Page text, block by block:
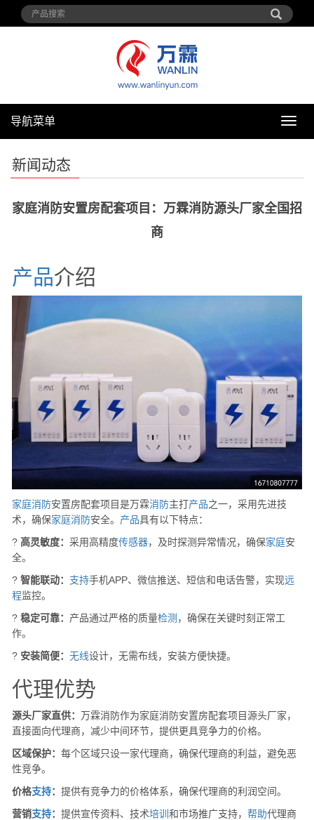
导
导航菜单
新闻动态
家庭消防安置房配套项目：万霖消防源头厂家全国招
商
产品介绍
家庭消防安置房配套项目是万霖消防主打产品之一，采用先进技
术，确保家庭消防安全。 产品具有以下特点：
? 高灵敏度： 采用高精度传感器，及时探测异常情况，确保家庭安
全。
? 智能联动： 支持手机APP、微信推送、短信和电话告警，实现远
程监控。
? 稳定可靠： 产品通过严格的质量检测 ，确保在关键时刻正常工
作。
? 安装简便： 无线设计，无需布线，安装方便快捷。
代理优势
源头厂家直供： 万霖消防作为家庭消防安置房配套项目源头厂家，
直接面向代理商，减少中间环节，提供更具竞争力的价格。
区域保护： 每个区域只设一家代理商，确保代理商的利益，避免恶
性竞争。
价格支持： 提供有竞争力的价格体系，确保代理商的利润空间。
营销支持： 提供宣传资料、技术培训 和市场推广支持， 帮助代理商